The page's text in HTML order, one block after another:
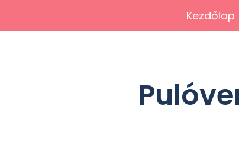
Kezdőlap